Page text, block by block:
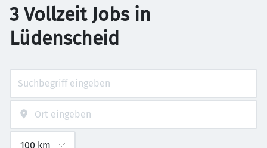
3 Vollzeit Jobs in
Lüdenscheid